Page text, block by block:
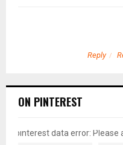
Reply
ON PINTEREST
pinterest data error: Please